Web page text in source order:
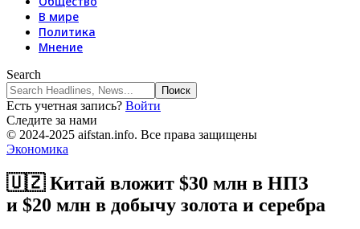
В мире
Политика
Мнение
Search
Есть учетная запись? Войти
Следите за нами
© 2024-2025 aifstan.info. Все права защищены
Экономика
🇺🇿 Китай вложит $30 млн в НПЗ
и $20 млн в добычу золота и серебра